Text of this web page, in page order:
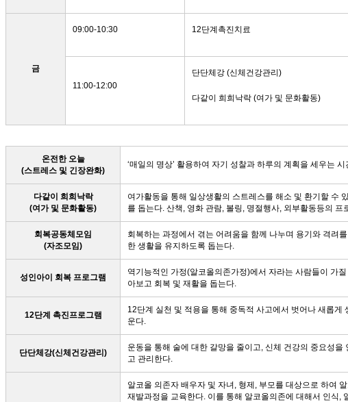
금
09:00-10:30 12단계촉진치료
11:00-12:00
단단체강 (신체건강관리 )
다같이 희희낙락 (여가 및 문화활동)
온전한 오늘
(스트레스 및 긴장완화)
‘매일의 명상’ 활용하여 자기 성찰과 하루의 계획을 세우는
다같이 희희낙락
(여가 및 문화활동)
여가활동을 통해 일상생활의 스트레스를 해소 및 환기할 수
를 돕는다. 산책, 영화 관람, 볼링, 명절행사, 외부활동등의 프
회복공동체모임
(자조모임)
회복하는 과정에서 겪는 어려움을 함께 나누며 용기와 격려
한 생활을 유지하도록 돕는다.
성인아이 회복 프로그램
역기능적인 가정(알코올의존가정)에서 자라는 사람들이 가
아보고 회복 및 재활을 돕는다.
12단계 촉진프로그램
12단계 실천 및 적용을 통해 중독적 사고에서 벗어나 새롭게
운다.
단단체강(신체건강관리)
운동을 통해 술에 대한 갈망을 줄이고, 신체 건강의 중요성을
고 관리한다.
알코올 의존자 배우자 및 자녀, 형제, 부모를 대상으로 하여
재발과정을 교육한다. 이를 통해 알코올의존에 대해서 인식,